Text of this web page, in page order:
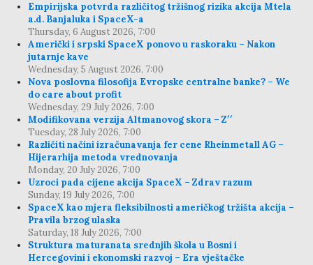
Empirijska potvrda različitog tržišnog rizika akcija Mtela
a.d. Banjaluka i SpaceX-a
Thursday, 6 August 2026, 7:00
Američki i srpski SpaceX ponovo u raskoraku – Nakon
jutarnje kave
Wednesday, 5 August 2026, 7:00
Nova poslovna filosofija Evropske centralne banke? – We
do care about profit
Wednesday, 29 July 2026, 7:00
Modifikovana verzija Altmanovog skora – Z′′
Tuesday, 28 July 2026, 7:00
Različiti načini izračunavanja fer cene Rheinmetall AG –
Hijerarhija metoda vrednovanja
Monday, 20 July 2026, 7:00
Uzroci pada cijene akcija SpaceX – Zdrav razum
Sunday, 19 July 2026, 7:00
SpaceX kao mjera fleksibilnosti američkog tržišta akcija –
Pravila brzog ulaska
Saturday, 18 July 2026, 7:00
Struktura maturanata srednjih škola u Bosni i
Hercegovini i ekonomski razvoj – Era vještačke